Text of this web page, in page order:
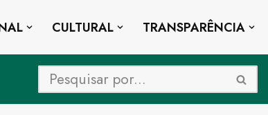
CULTURAL TRANSPARÊNCIA